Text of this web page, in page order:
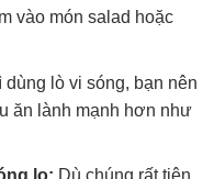
vào món salad hoặc
dùng lò vi sóng, bạn nên
ăn lành mạnh hơn như
lọ: Dù chúng rất tiện